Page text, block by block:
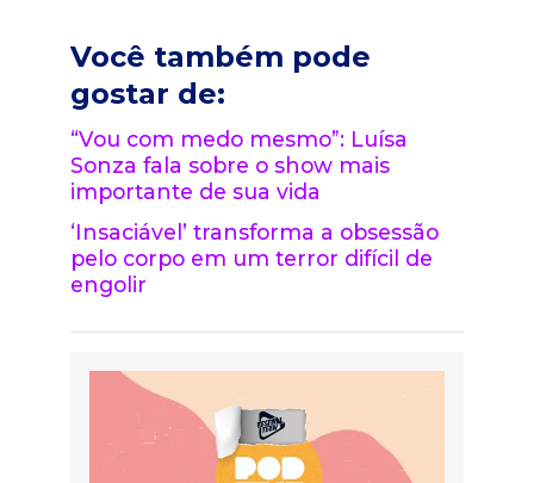
Você também pode
gostar de:
“Vou com medo mesmo”: Luísa
Sonza fala sobre o show mais
importante de sua vida
‘Insaciável’ transforma a obsessão
pelo corpo em um terror difícil de
engolir